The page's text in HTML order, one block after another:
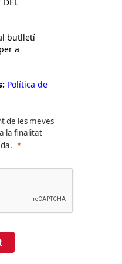
butlletí
a
Política de
de les meves
la finalitat